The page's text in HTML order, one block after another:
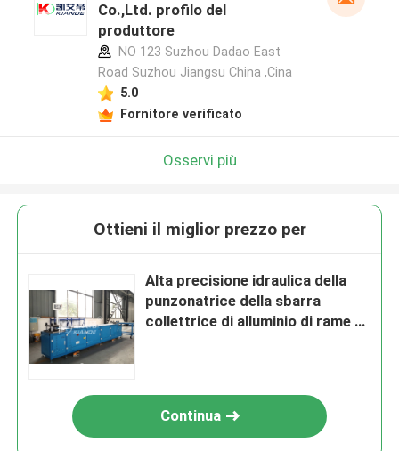
Co.,Ltd. profilo del
produttore
NO 123 Suzhou Dadao East
Road Suzhou Jiangsu China ,Cina
5.0
Fornitore verificato
Osservi più
Ottieni il miglior prezzo per
Alta precisione idraulica della
punzonatrice della sbarra
collettrice di alluminio di rame di
Continua